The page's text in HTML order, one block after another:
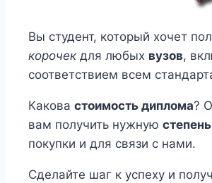
Вы студент, который хочет
корочекдля любых вузов,
соответствием всем
Какова стоимость диплома?
вам получить нужную степень
покупки и для связи с нами.
Сделайте шаг к успеху и